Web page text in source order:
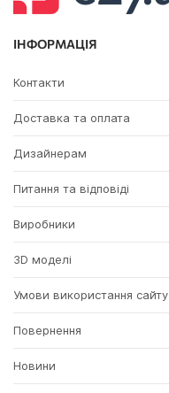
ІНФОРМАЦІЯ
Контакти
Доставка та оплата
Дизайнерам
Питання та відповіді
Виробники
3D моделі
Умови використання сайту
Повернення
Новини